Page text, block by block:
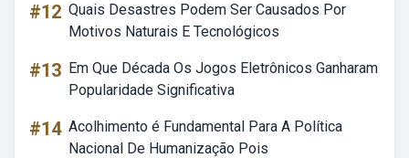
#12 Quais Desastres Podem Ser Causados Por
Motivos Naturais E Tecnológicos
#13 Em Que Década Os Jogos Eletrônicos Ganharam
Popularidade Significativa
#14 Acolhimento é Fundamental Para A Política
Nacional De Humanização Pois